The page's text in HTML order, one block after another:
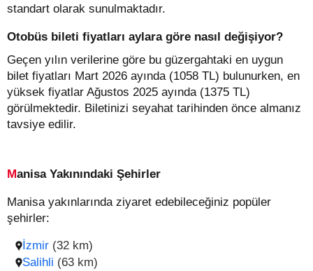
standart olarak sunulmaktadır.
Otobüs bileti fiyatları aylara göre nasıl değişiyor?
Geçen yılın verilerine göre bu güzergahtaki en uygun
bilet fiyatları Mart 2026 ayında (1058 TL) bulunurken, en
yüksek fiyatlar Ağustos 2025 ayında (1375 TL)
görülmektedir. Biletinizi seyahat tarihinden önce almanız
tavsiye edilir.
Manisa Yakınındaki Şehirler
Manisa yakınlarında ziyaret edebileceğiniz popüler
şehirler:
İzmir (32 km)
Salihli (63 km)